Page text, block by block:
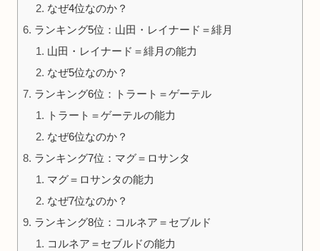
なぜ4位なのか？
ランキング5位：山田・レイナード＝緋月
山田・レイナード＝緋月の能力
なぜ5位なのか？
ランキング6位：トラート＝ゲーテル
トラート＝ゲーテルの能力
なぜ6位なのか？
ランキング7位：マグ＝ロサンタ
マグ＝ロサンタの能力
なぜ7位なのか？
ランキング8位：コルネア＝セブルド
コルネア＝セブルドの能力